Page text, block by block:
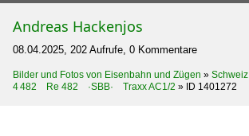
Andreas Hackenjos
08.04.2025, 202 Aufrufe, 0 Kommentare
Bilder und Fotos von Eisenbahn und Zügen » Schweiz
4 482 Re 482 ·SBB· Traxx AC1/2 » ID 1401272